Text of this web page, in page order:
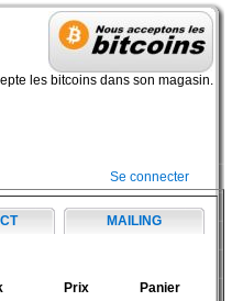
les bitcoins dans son magasin.
Se connecter
MAILING
Prix Panier